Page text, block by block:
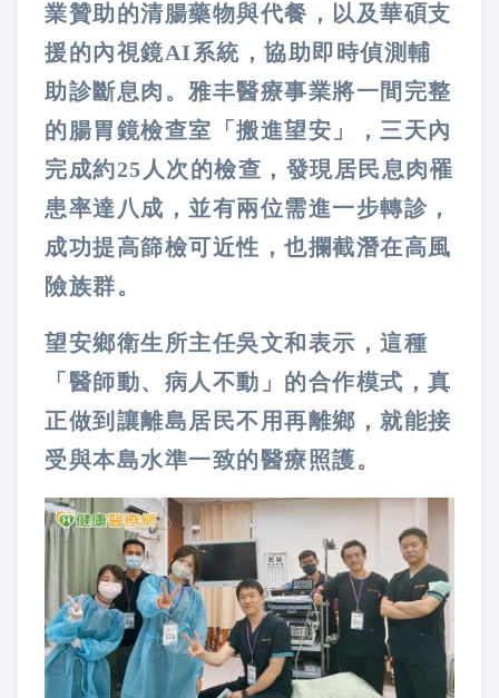
業贊助的清腸藥物與代餐，以及華碩支
援的內視鏡AI系統，協助即時偵測輔
助診斷息肉。雅丰醫療事業將一間完整
的腸胃鏡檢查室「搬進望安」，三天內
完成約25人次的檢查，發現居民息肉罹
患率達八成，並有兩位需進一步轉診，
成功提高篩檢可近性，也攔截潛在高風
險族群。
望安鄉衛生所主任吳文和表示，這種
「醫師動、病人不動」的合作模式，真
正做到讓離島居民不用再離鄉，就能接
受與本島水準一致的醫療照護。